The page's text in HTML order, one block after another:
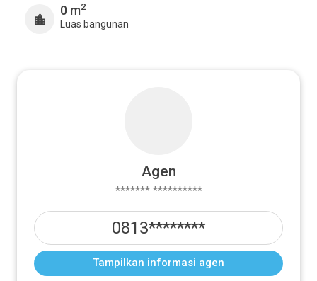
0 m2
Luas bangunan
Agen
******* **********
0813********
Tampilkan informasi agen